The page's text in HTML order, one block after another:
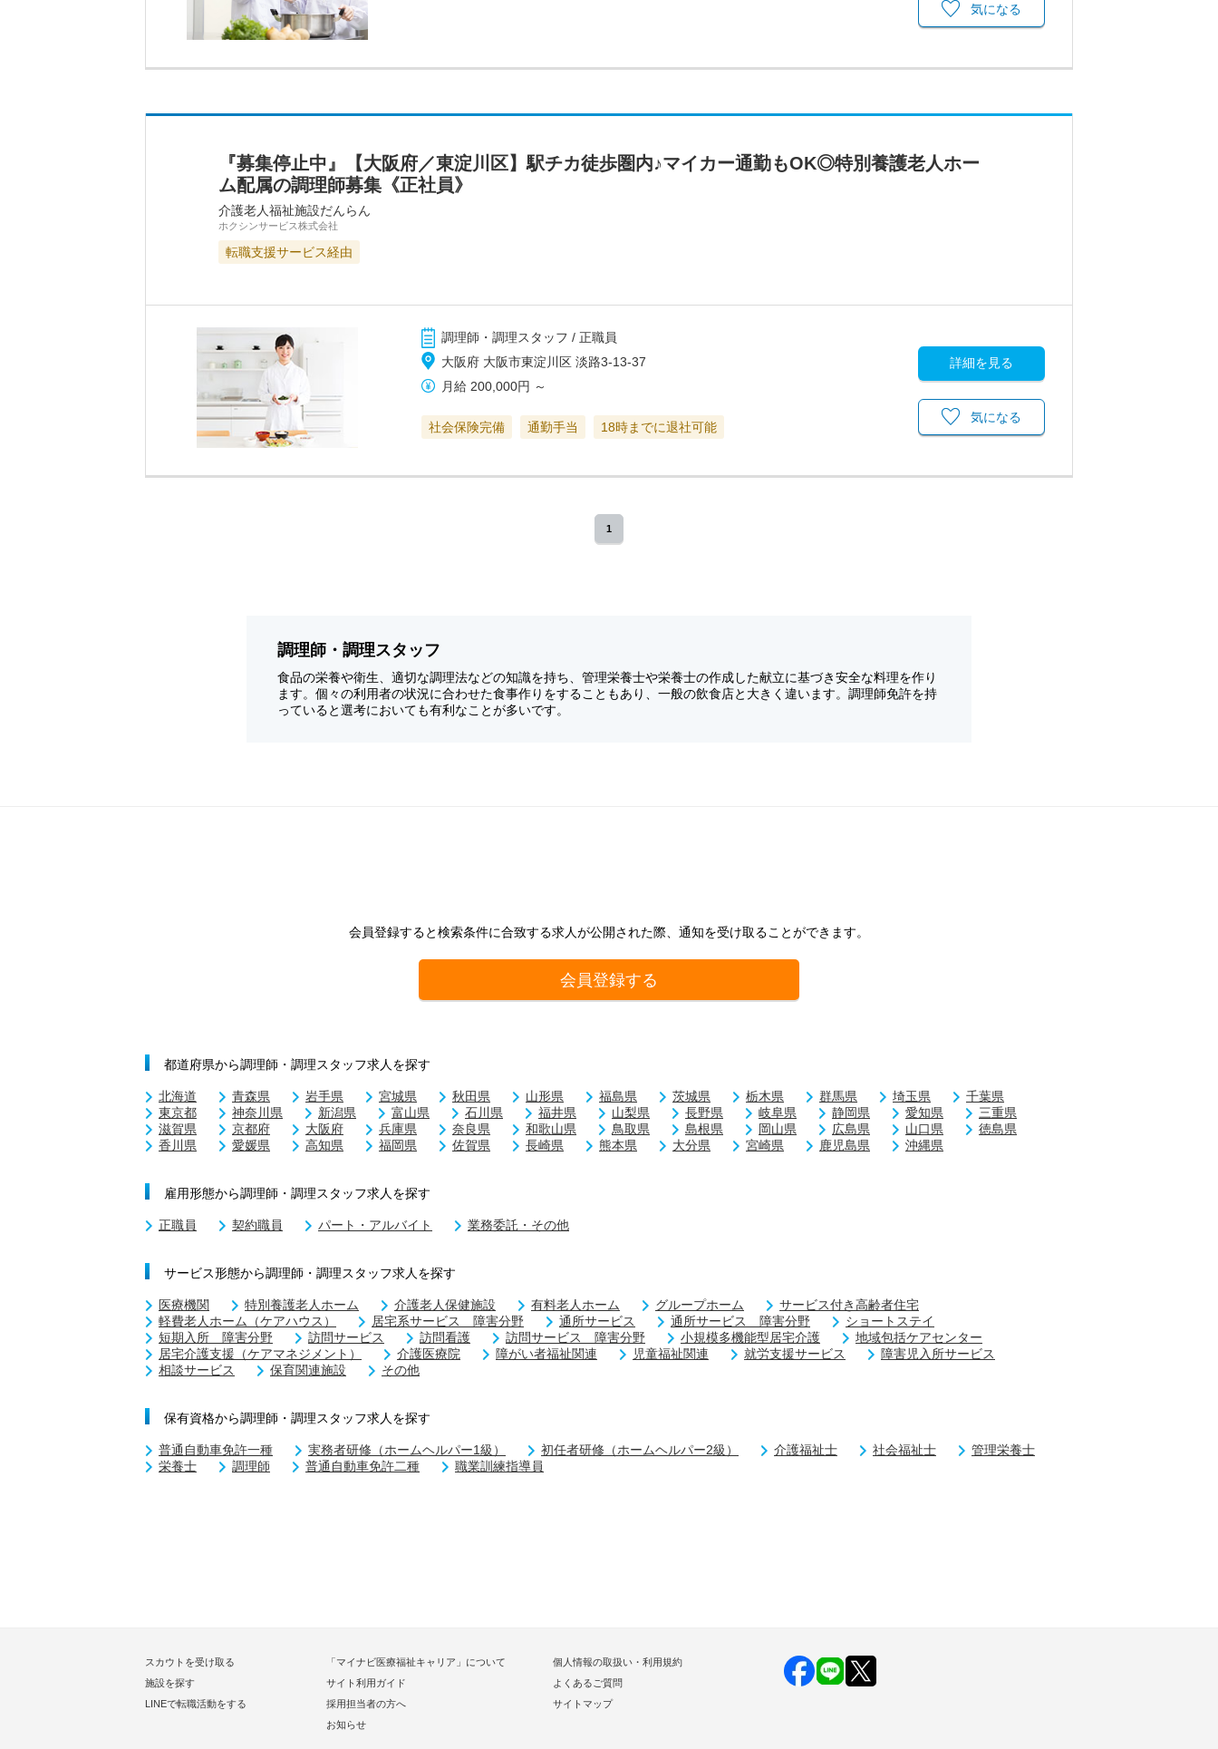
気になる
『募集停止中』【大阪府／東淀川区】駅チカ徒歩圏内♪マイカー通勤もOK◎特別養護老人ホー
ム配属の調理師募集《正社員》
介護老人福祉施設だんらん
ホクシンサービス株式会社
転職支援サービス経由
調理師・調理スタッフ / 正職員
大阪府 大阪市東淀川区 淡路3-13-37
月給 200,000円 ～
社会保険完備 通勤手当 18時までに退社可能
詳細を見る
気になる
1
調理師・調理スタッフ
食品の栄養や衛生、適切な調理法などの知識を持ち、管理栄養士や栄養士の作成した献立に基づき安全な料理を作り
ます。個々の利用者の状況に合わせた食事作りをすることもあり、一般の飲食店と大きく違います。調理師免許を持
っていると選考においても有利なことが多いです。
会員登録すると検索条件に合致する求人が公開された際、通知を受け取ることができます。
会員登録する
都道府県から調理師・調理スタッフ求人を探す
北海道 青森県 岩手県 宮城県 秋田県 山形県 福島県 茨城県 栃木県 群馬県 埼玉県
千葉県
東京都
神奈川県 新潟県 富山県 石川県 福井県 山梨県 長野県 岐阜県 静岡県 愛知県
三重県
滋賀県
京都府 大阪府 兵庫県 奈良県 和歌山県 鳥取県 島根県 岡山県 広島県 山口県
徳島県
香川県
愛媛県 高知県 福岡県 佐賀県 長崎県 熊本県 大分県 宮崎県 鹿児島県 沖縄県
雇用形態から調理師・調理スタッフ求人を探す
正職員 契約職員 パート・アルバイト 業務委託・その他
サービス形態から調理師・調理スタッフ求人を探す
医療機関 特別養護老人ホーム 介護老人保健施設 有料老人ホーム グループホーム
サービス付き高齢者住宅
軽費老人ホーム（ケアハウス）
居宅系サービス 障害分野 通所サービス 通所サービス 障害分野
ショートステイ
短期入所 障害分野
訪問サービス 訪問看護 訪問サービス 障害分野 小規模多機能型居宅介護
地域包括ケアセンター
居宅介護支援（ケアマネジメント）
介護医療院 障がい者福祉関連 児童福祉関連 就労支援サービス
障害児入所サービス
相談サービス
保育関連施設 その他
保有資格から調理師・調理スタッフ求人を探す
普通自動車免許一種 実務者研修（ホームヘルパー1級） 初任者研修（ホームヘルパー2級） 介護福祉士 社会福祉士
管理栄養士
栄養士
調理師 普通自動車免許二種 職業訓練指導員
スカウトを受け取る
施設を探す
LINEで転職活動をする
「マイナビ医療福祉キャリア」について
サイト利用ガイド
採用担当者の方へ
お知らせ
個人情報の取扱い・利用規約
よくあるご質問
サイトマップ